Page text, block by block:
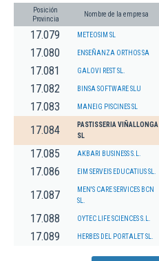
Posición
Provincia
Nombre de la empresa
17.079 METEOSIM SL
17.080 ENSEÑANZA ORTHOS SA
17.081 GALOVI REST SL.
17.082 BINSA SOFTWARE SLU
17.083 MANEIG PISCINES SL
17.084
PASTISSERIA VIÑALLONGA
SL
17.085 AKBARI BUSINESS S.L.
17.086 EIM SERVEIS EDUCATIUS SL.
17.087
MEN'S CARE SERVICES BCN
SL.
17.088 OYTEC LIFE SCIENCES S.L.
17.089 HERBES DEL PORTALET SL.